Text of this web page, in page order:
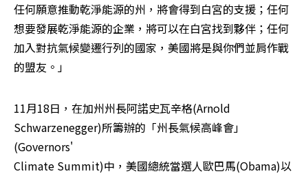
任何願意推動乾淨能源的州，將會得到白宮的支援；任何
想要發展乾淨能源的企業，將可以在白宮找到夥伴；任何
加入對抗氣候變遷行列的國家，美國將是與你們並肩作戰
的盟友。」
11月18日，在加州州長阿諾史瓦辛格(Arnold
Schwarzenegger)所籌辦的「州長氣候高峰會」
(Governors'
Climate Summit)中，美國總統當選人歐巴馬(Obama)以